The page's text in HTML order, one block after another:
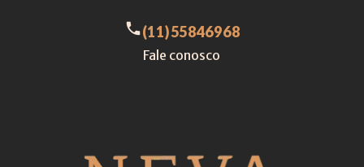
call(11)55846968
Fale conosco